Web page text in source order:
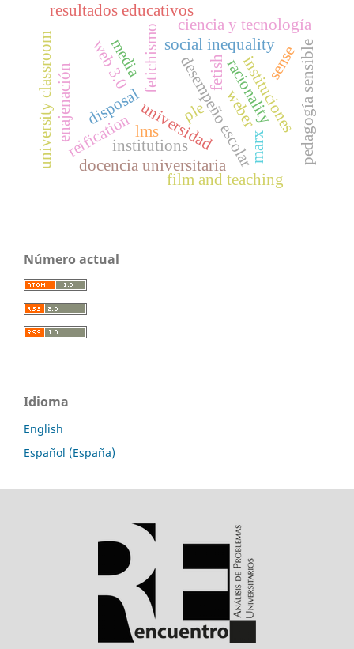
universidad
fetichismo
resultados educativos
desempeño escolar
social inequality
racionality
weber
institutions
instituciones
fetish
disposal
reification
enajenación
marx
media
film and teaching
ciencia y tecnología
ple
lms
web 3.0
docencia universitaria pedagogía sensible
university classroom sense
Número actual
Idioma
English
Español (España)